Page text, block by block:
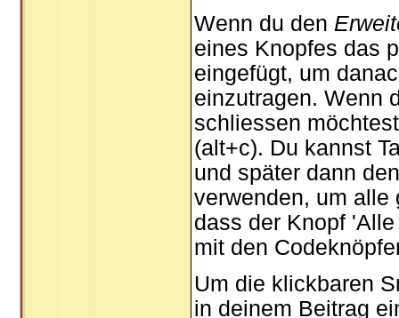
Wenn du den
eines Knopfes das
eingefügt, um
einzutragen. Wenn
schliessen
(alt+c). Du kannst
und später dann
verwenden, um alle
dass der Knopf
mit den
Um die klickbaren
in deinem Beitrag